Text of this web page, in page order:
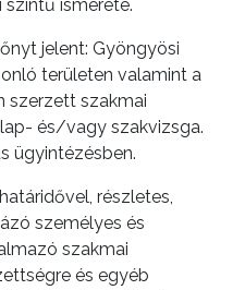
ismerete.
jelent: Gyöngyösi
területen valamint a
szerzett szakmai
és/vagy szakvizsga.
ügyintézésben.
részletes,
személyes és
szakmai
és egyéb